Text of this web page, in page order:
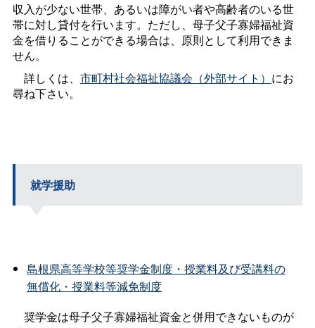
収入が少ない世帯、あるいは障がい者や高齢者のいる世
帯に対し貸付を行います。ただし、母子父子寡婦福祉資
金を借りることができる場合は、原則として利用できま
せん。
詳しくは、 市町村社会福祉協議会（外部サイト） にお
尋ね下さい。
就学援助
島根県高等学校等奨学金制度・授業料及び受講料の
無償化・授業料等減免制度
奨学金は母子父子寡婦福祉資金と併用できないものが